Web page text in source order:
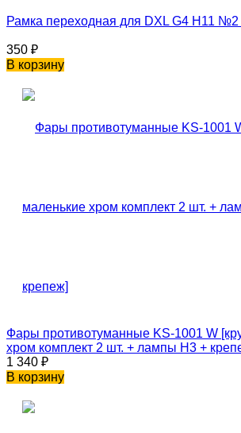
Рамка переходная для DXL G4 H11 №2
350 ₽
В корзину
Фары противотуманные KS-1001 W
хром комплект 2 шт. + лампы H3 +
1 340 ₽
В корзину